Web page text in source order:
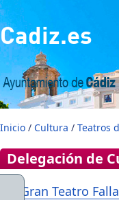
Pasar al contenido
Cadiz.es
Inicio / Cultura / Teatros
Delegación de
Gran Teatro Falla